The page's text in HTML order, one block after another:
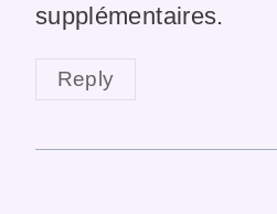
supplémentaires.
Reply